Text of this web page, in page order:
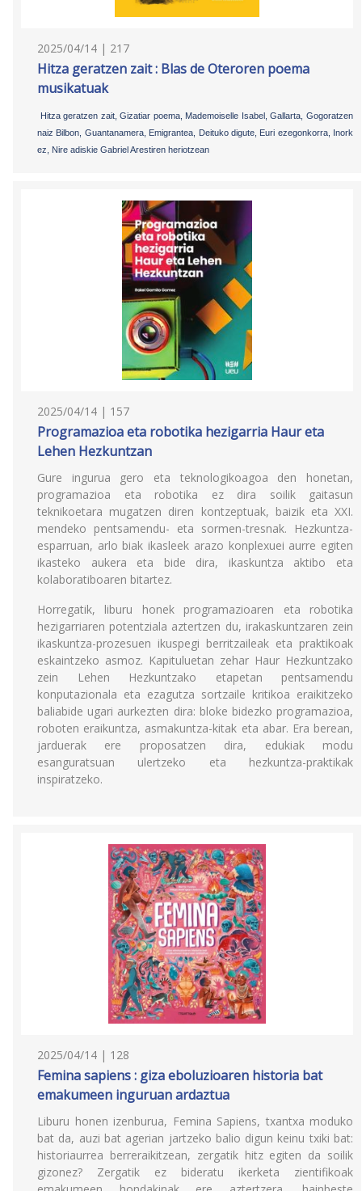
2025/04/14 | 217
Hitza geratzen zait : Blas de Oteroren poema
musikatuak
Hitza geratzen zait, Gizatiar poema, Mademoiselle Isabel, Gallarta, Gogoratzen
naiz Bilbon, Guantanamera, Emigrantea, Deituko digute, Euri ezegonkorra, Inork
ez, Nire adiskie Gabriel Arestiren heriotzean
2025/04/14 | 157
Programazioa eta robotika hezigarria Haur eta
Lehen Hezkuntzan
Gure ingurua gero eta teknologikoagoa den honetan,
programazioa eta robotika ez dira soilik gaitasun
teknikoetara mugatzen diren kontzeptuak, baizik eta XXI.
mendeko pentsamendu- eta sormen-tresnak. Hezkuntza-
esparruan, arlo biak ikasleek arazo konplexuei aurre egiten
ikasteko aukera eta bide dira, ikaskuntza aktibo eta
kolaboratiboaren bitartez.
Horregatik, liburu honek programazioaren eta robotika
hezigarriaren potentziala aztertzen du, irakaskuntzaren zein
ikaskuntza-prozesuen ikuspegi berritzaileak eta praktikoak
eskaintzeko asmoz. Kapituluetan zehar Haur Hezkuntzako
zein Lehen Hezkuntzako etapetan pentsamendu
konputazionala eta ezagutza sortzaile kritikoa eraikitzeko
baliabide ugari aurkezten dira: bloke bidezko programazioa,
roboten eraikuntza, asmakuntza-kitak eta abar. Era berean,
jarduerak ere proposatzen dira, edukiak modu
esanguratsuan ulertzeko eta hezkuntza-praktikak
inspiratzeko.
2025/04/14 | 128
Femina sapiens : giza eboluzioaren historia bat
emakumeen inguruan ardaztua
Liburu honen izenburua, Femina Sapiens, txantxa moduko
bat da, auzi bat agerian jartzeko balio digun keinu txiki bat:
historiaurrea berreraikitzean, zergatik hitz egiten da soilik
gizonez? Zergatik ez bideratu ikerketa zientifikoak